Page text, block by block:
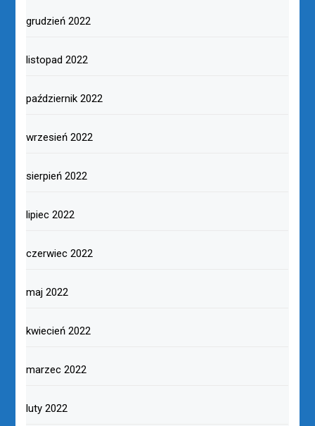
grudzień 2022
listopad 2022
październik 2022
wrzesień 2022
sierpień 2022
lipiec 2022
czerwiec 2022
maj 2022
kwiecień 2022
marzec 2022
luty 2022